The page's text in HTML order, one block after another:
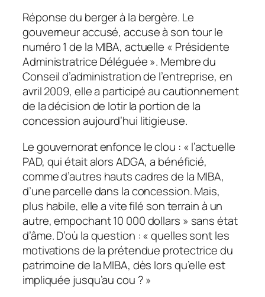
Réponse du berger à la bergère. Le
gouverneur accusé, accuse à son tour le
numéro 1 de la MIBA, actuelle « Présidente
Administratrice Déléguée ». Membre du
Conseil d’administration de l’entreprise, en
avril 2009, elle a participé au cautionnement
de la décision de lotir la portion de la
concession aujourd’hui litigieuse.
Le gouvernorat enfonce le clou : « l’actuelle
PAD, qui était alors ADGA, a bénéficié,
comme d’autres hauts cadres de la MIBA,
d’une parcelle dans la concession. Mais,
plus habile, elle a vite filé son terrain à un
autre, empochant 10 000 dollars » sans état
d’âme. D’où la question : « quelles sont les
motivations de la prétendue protectrice du
patrimoine de la MIBA, dès lors qu’elle est
impliquée jusqu’au cou ? »